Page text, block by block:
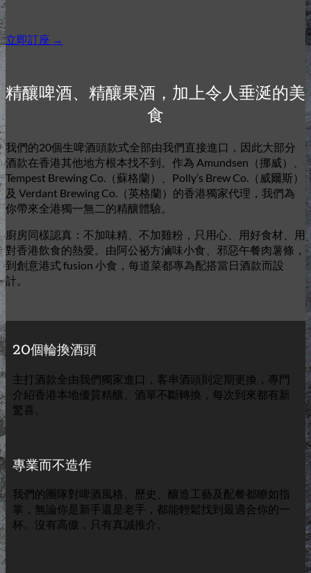
立即訂座 →
精釀啤酒、精釀果酒，加上令人垂涎的美
食
我們的20個生啤酒頭款式全部由我們直接進口，因此大部分
酒款在香港其他地方根本找不到。作為 Amundsen（挪威）、
Tempest Brewing Co.（蘇格蘭）、Polly’s Brew Co.（威爾斯）
及 Verdant Brewing Co.（英格蘭）的香港獨家代理，我們為
你帶來全港獨一無二的精釀體驗。
廚房同樣認真：不加味精、不加雞粉，只用心、用好食材、用
對香港飲食的熱愛。由阿公祕方滷味小食、邪惡午餐肉薯條，
到創意港式 fusion 小食，每道菜都專為配搭當日酒款而設
計。
20個輪換酒頭
主打酒款全由我們獨家進口，客串酒頭則定期更換，專門
介紹香港本地優質精釀。酒單不斷轉換，每次到來都有新
驚喜。
專業而不造作
我們的團隊對啤酒風格、歷史、釀造工藝及配餐都瞭如指
掌，無論你是新手還是老手，都能輕鬆找到最適合你的一
杯。沒有高傲，只有真誠推介。